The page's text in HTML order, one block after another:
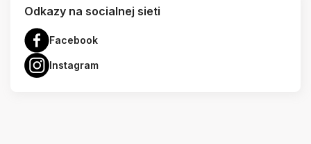
Odkazy na socialnej sieti
Facebook
Instagram